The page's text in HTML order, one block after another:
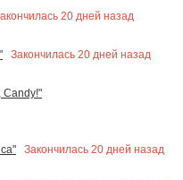
20 дней назад
Закончилась 20 дней назад
Candy!"
Закончилась 20 дней назад